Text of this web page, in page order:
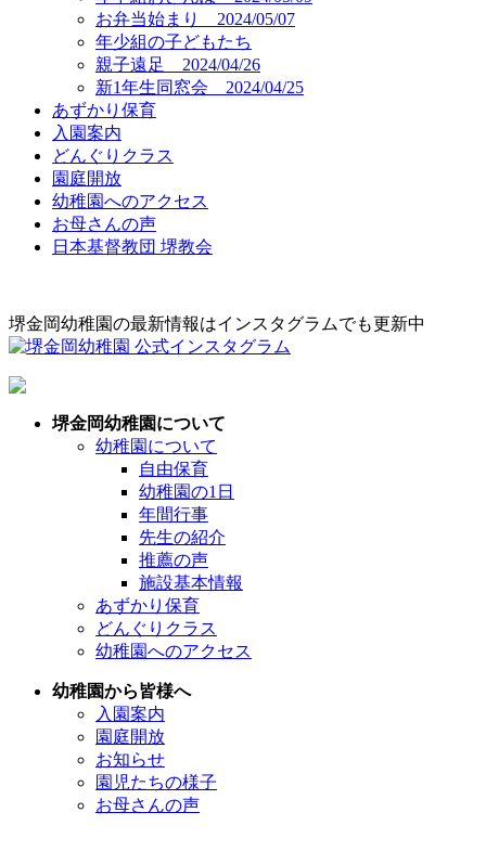
お弁当始まり 2024/05/07
年少組の子どもたち
親子遠足 2024/04/26
新1年生同窓会 2024/04/25
あずかり保育
入園案内
どんぐりクラス
園庭開放
幼稚園へのアクセス
お母さんの声
日本基督教団 堺教会
堺金岡幼稚園の最新情報はインスタグラムでも更新中
堺金岡幼稚園について
幼稚園について
自由保育
幼稚園の1日
年間行事
先生の紹介
推薦の声
施設基本情報
あずかり保育
どんぐりクラス
幼稚園へのアクセス
幼稚園から皆様へ
入園案内
園庭開放
お知らせ
園児たちの様子
お母さんの声